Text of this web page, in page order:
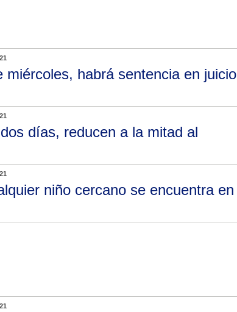
miércoles, habrá sentencia en juicio
días, reducen a la mitad al
niño cercano se encuentra en